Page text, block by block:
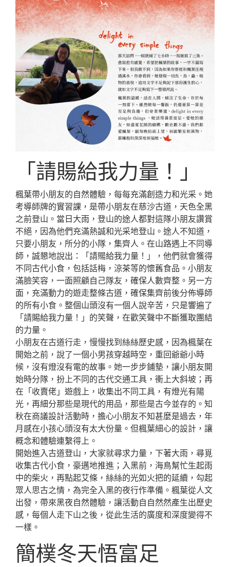
「請𧶽給我力量！」
楓葉帶小朋友的自然體驗，每每充滿創造力和光采。她
考導師牌的實習課，是帶小朋友在慈沙古道，天色全黑
之前登山。當日大雨，登山的途人都對這隊小朋友讚賞
不絕，因為他們充滿熱誠和光采地登山。途人不知道，
只要小朋友，所分的小隊，集齊人。在山路遇上不同導
師，誠懇地說出：「請𧶽給我力量！」，他們就會獲得
不同古代小食，包括話梅，涼茶等的懷舊食品。小朋友
滿臉笑容，一面照顧自己隊友，確保人數齊整。另一方
面，充滿動力的遊走整條古道，確保集齊前後分佈導師
的所有小食。整個山頭沒有一個人說辛苦，只是響遍了
「請賜給我力量！」的笑聲，在歡笑聲中不斷獲取團結
的力量。
小朋友在古道行走，慢慢找到絲絲歷史感，因為楓葉在
開始之前，說了一個小男孩穿越時空，重回爺爺小時
候，沒有燈沒有電的故事。她一步步鋪墊，讓小朋友開
始時分隊，扮上不同的古代交通工具，衝上大斜坡；再
在「收賣佬」遊戲上，收集出不同工具，有燈光有陽
光，再細分那些是現代的用品，那些是古今並存的。知
秋在商議設計活動時，擔心小朋友不知甚麼是過去，年
月感在小孩心頭沒有太大份量。但楓葉細心的設計，讓
概念和體驗連繫得上。
開始進入古道登山，大家就尋求力量，下著大雨，尋覓
收集古代小食，豪邁地推進；入黑前，海鳥幫忙生起雨
中的柴火，再點起艾條，絲絲的光如火把的延續，勾起
眾人思古之情，為完全入黑的夜行作準備。楓葉從人文
出發，帶來黑夜自然體驗，讓活動自自然然產生出歷史
感，每個人走下山之後，從此生活的廣度和深度變得不
一樣。
簡樸冬天悟富足